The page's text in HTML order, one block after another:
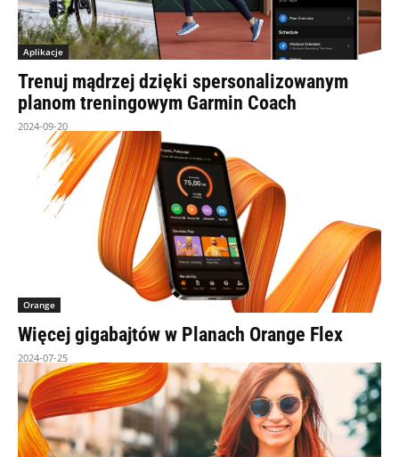
Aplikacje
Trenuj mądrzej dzięki spersonalizowanym
planom treningowym Garmin Coach
2024-09-20
Orange
Więcej gigabajtów w Planach Orange Flex
2024-07-25